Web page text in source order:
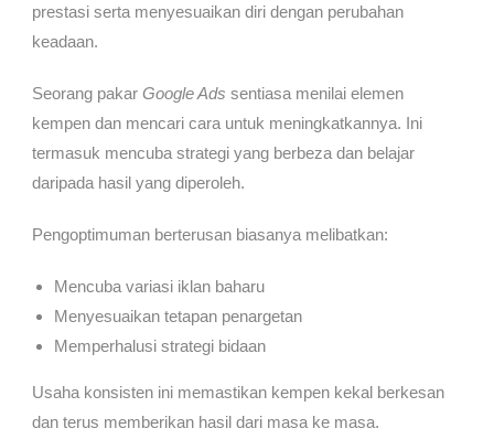
prestasi serta menyesuaikan diri dengan perubahan
keadaan.
Seorang pakar Google Ads sentiasa menilai elemen
kempen dan mencari cara untuk meningkatkannya. Ini
termasuk mencuba strategi yang berbeza dan belajar
daripada hasil yang diperoleh.
Pengoptimuman berterusan biasanya melibatkan:
Mencuba variasi iklan baharu
Menyesuaikan tetapan penargetan
Memperhalusi strategi bidaan
Usaha konsisten ini memastikan kempen kekal berkesan
dan terus memberikan hasil dari masa ke masa.